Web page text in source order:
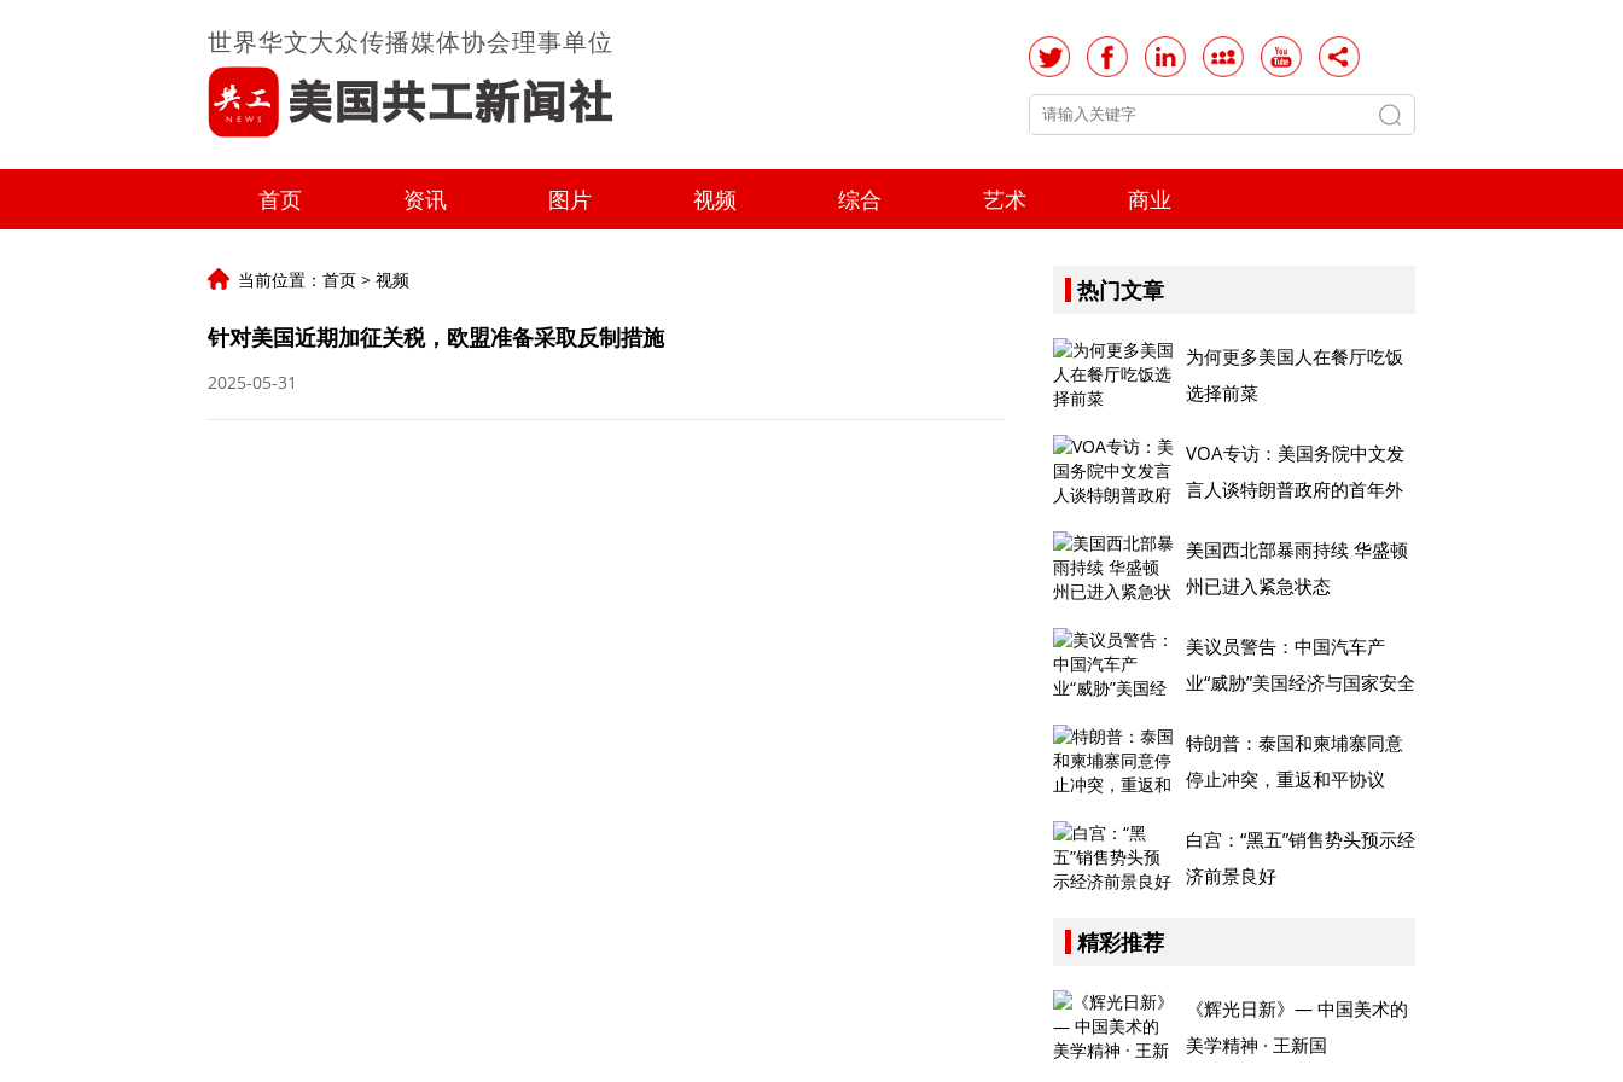
世界华文大众传播媒体协会理事单位
首页 资讯 图片 视频 综合 艺术 商业
当前位置： 首页 > 视频
针对美国近期加征关税，欧盟准备采取反制措施
2025-05-31
热门文章
为何更多美国人在餐厅吃饭
选择前菜
VOA专访：美国务院中文发
言人谈特朗普政府的首年外
美国西北部暴雨持续 华盛顿
州已进入紧急状态
美议员警告：中国汽车产
业“威胁”美国经济与国家安全
特朗普：泰国和柬埔寨同意
停止冲突，重返和平协议
白宫：“黑五”销售势头预示经
济前景良好
精彩推荐
《辉光日新》— 中国美术的
美学精神 · 王新国